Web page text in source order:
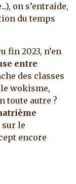
on s’entraide,
du temps
fin 2023, n’en
entre
des classes
wokisme,
toute autre ?
sur le
encore